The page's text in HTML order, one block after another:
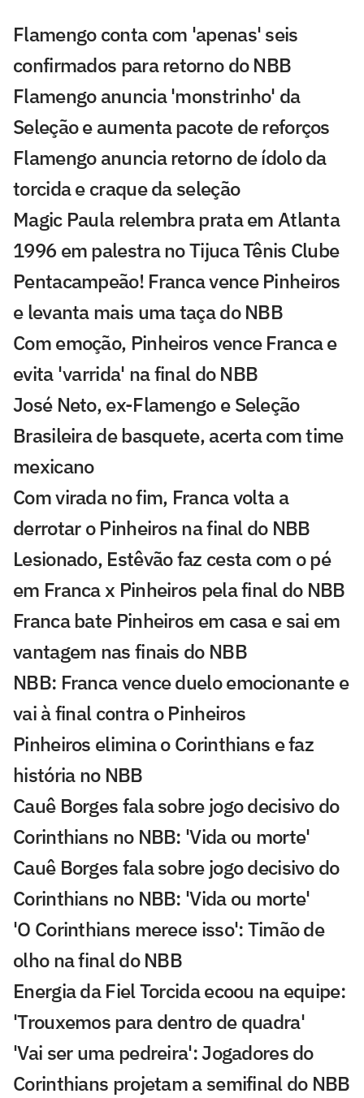
Flamengo conta com 'apenas' seis
confirmados para retorno do NBB
Flamengo anuncia 'monstrinho' da
Seleção e aumenta pacote de reforços
Flamengo anuncia retorno de ídolo da
torcida e craque da seleção
Magic Paula relembra prata em Atlanta
1996 em palestra no Tijuca Tênis Clube
Pentacampeão! Franca vence Pinheiros
e levanta mais uma taça do NBB
Com emoção, Pinheiros vence Franca e
evita 'varrida' na final do NBB
José Neto, ex-Flamengo e Seleção
Brasileira de basquete, acerta com time
mexicano
Com virada no fim, Franca volta a
derrotar o Pinheiros na final do NBB
Lesionado, Estêvão faz cesta com o pé
em Franca x Pinheiros pela final do NBB
Franca bate Pinheiros em casa e sai em
vantagem nas finais do NBB
NBB: Franca vence duelo emocionante e
vai à final contra o Pinheiros
Pinheiros elimina o Corinthians e faz
história no NBB
Cauê Borges fala sobre jogo decisivo do
Corinthians no NBB: 'Vida ou morte'
Cauê Borges fala sobre jogo decisivo do
Corinthians no NBB: 'Vida ou morte'
'O Corinthians merece isso': Timão de
olho na final do NBB
Energia da Fiel Torcida ecoou na equipe:
'Trouxemos para dentro de quadra'
'Vai ser uma pedreira': Jogadores do
Corinthians projetam a semifinal do NBB